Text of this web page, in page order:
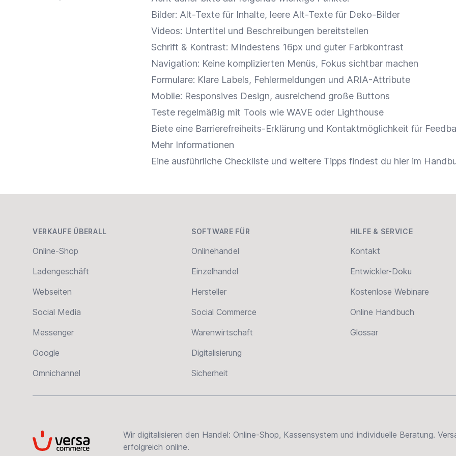
Bilder: Alt-Texte für Inhalte, leere Alt-Texte für Deko-Bilder
Videos: Untertitel und Beschreibungen bereitstellen
Schrift & Kontrast: Mindestens 16px und guter Farbkontrast
Navigation: Keine komplizierten Menüs, Fokus sichtbar machen
Formulare: Klare Labels, Fehlermeldungen und ARIA-Attribute
Mobile: Responsives Design, ausreichend große Buttons
Teste regelmäßig mit Tools wie WAVE oder Lighthouse
Biete eine Barrierefreiheits-Erklärung und Kontaktmöglichkeit für
Mehr Informationen
Eine ausführliche Checkliste und weitere Tipps findest du hier im
VERKAUFE ÜBERALL
Online-Shop
Ladengeschäft
Webseiten
Social Media
Messenger
Google
Omnichannel
SOFTWARE FÜR
Onlinehandel
Einzelhandel
Hersteller
Social Commerce
Warenwirtschaft
Digitalisierung
Sicherheit
HILFE & SERVICE
Kontakt
Entwickler-Doku
Kostenlose Webinare
Online Handbuch
Glossar
VersaCommerce
Wir digitalisieren den Handel: Online-Shop, Kassensystem und individuelle Beratung.
erfolgreich online.